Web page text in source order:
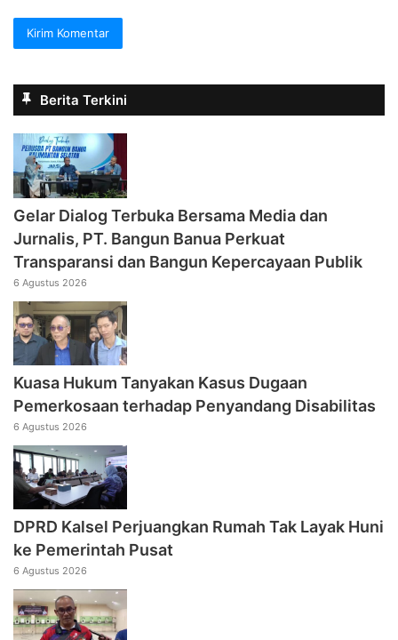
Berita Terkini
Gelar Dialog Terbuka Bersama Media dan
Jurnalis, PT. Bangun Banua Perkuat
Transparansi dan Bangun Kepercayaan Publik
6 Agustus 2026
Kuasa Hukum Tanyakan Kasus Dugaan
Pemerkosaan terhadap Penyandang Disabilitas
6 Agustus 2026
DPRD Kalsel Perjuangkan Rumah Tak Layak Huni
ke Pemerintah Pusat
6 Agustus 2026